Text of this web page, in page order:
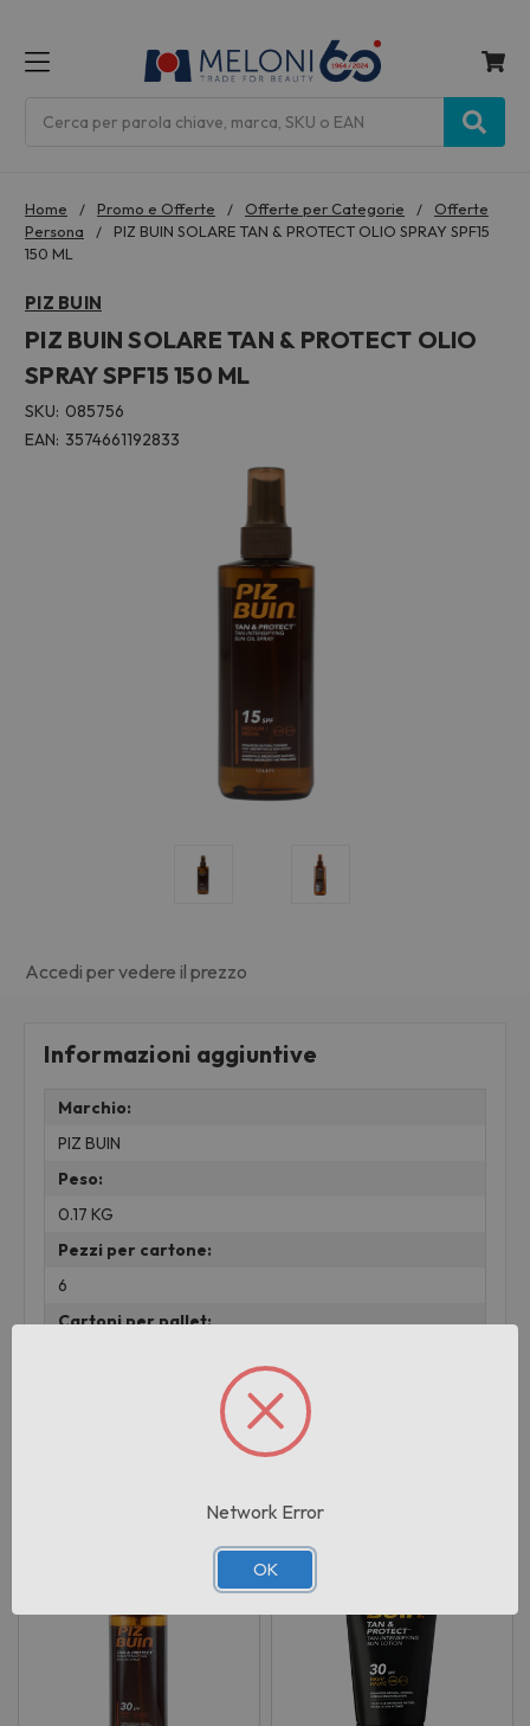
Home Promo e Offerte Offerte per Categorie
Offerte
Persona
PIZ BUIN SOLARE TAN & PROTECT OLIO SPRAY SPF15
150 ML
PIZ BUIN
PIZ BUIN SOLARE TAN & PROTECT OLIO
SPRAY SPF15 150 ML
SKU: 085756
EAN: 3574661192833
Accedi per vedere il prezzo
Informazioni aggiuntive
Marchio:
PIZ BUIN
Peso:
0.17 KG
Pezzi per cartone:
6
Cartoni per pallet:
Prodotti correlati
Network Error
OK